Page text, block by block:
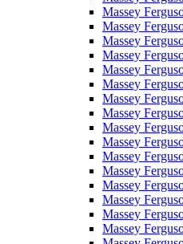
Massey
Massey
Massey
Massey
Massey
Massey
Massey
Massey
Massey
Massey
Massey
Massey
Massey
Massey
Massey
Massey